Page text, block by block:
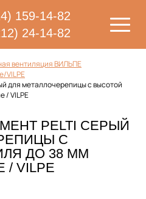
159-14-82
24-14-82
вентиляция ВИЛЬПЕ
VILPE
для металлочерепицы с высотой
/ VILPE
PELTI СЕРЫЙ
С
ДО 38 ММ
/ VILPE